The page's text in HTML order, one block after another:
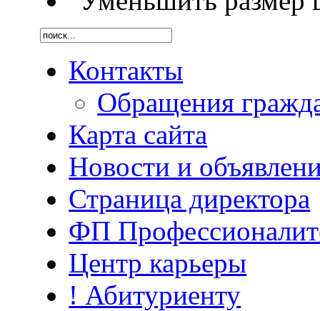
Контакты
Обращения
Карта сайта
Новости и
Страница директора
ФП
Центр карьеры
! Абитуриенту